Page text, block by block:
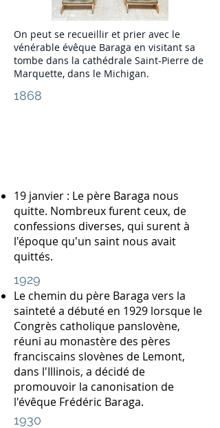
On peut se recueillir et prier avec le
vénérable évêque Baraga en visitant sa
tombe dans la cathédrale Saint-Pierre de
Marquette, dans le Michigan.
1868
19 janvier : Le père Baraga nous
quitte. Nombreux furent ceux, de
confessions diverses, qui surent à
l'époque qu'un saint nous avait
quittés.
1929
Le chemin du père Baraga vers la
sainteté a débuté en 1929 lorsque le
Congrès catholique panslovène,
réuni au monastère des pères
franciscains slovènes de Lemont,
dans l'Illinois, a décidé de
promouvoir la canonisation de
l'évêque Frédéric Baraga.
1930